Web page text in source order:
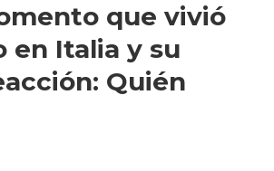
que vivió
en Italia y su
Quién